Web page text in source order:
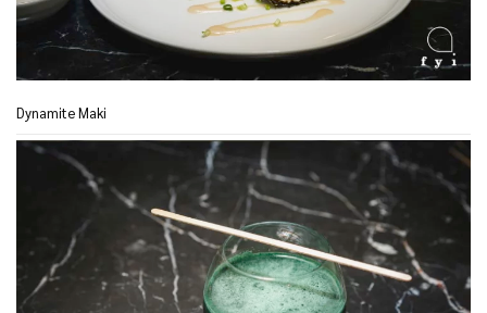
Dynamite Maki